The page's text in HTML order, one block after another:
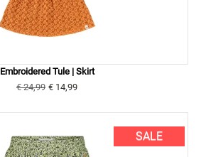
Embroidered Tule | Skirt
€ 24,99 € 14,99
SALE